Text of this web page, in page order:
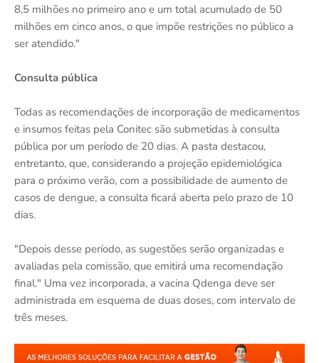
8,5 milhões no primeiro ano e um total acumulado de 50
milhões em cinco anos, o que impõe restrições no público a
ser atendido."
Consulta pública
Todas as recomendações de incorporação de medicamentos
e insumos feitas pela Conitec são submetidas à consulta
pública por um período de 20 dias. A pasta destacou,
entretanto, que, considerando a projeção epidemiológica
para o próximo verão, com a possibilidade de aumento de
casos de dengue, a consulta ficará aberta pelo prazo de 10
dias.
"Depois desse período, as sugestões serão organizadas e
avaliadas pela comissão, que emitirá uma recomendação
final." Uma vez incorporada, a vacina Qdenga deve ser
administrada em esquema de duas doses, com intervalo de
três meses.